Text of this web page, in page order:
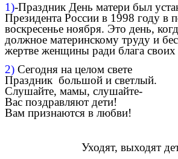
1)-Праздник День матери был
Президента России в 1998 году в
воскресенье ноября. Это день,
должное материнскому труду и
жертве женщины ради блага своих
2) Сегодня на целом свете
Праздник большой и светлый.
Слушайте, мамы, слушайте-
Вас поздравляют дети!
Вам признаются в любви!
Уходят, выходят